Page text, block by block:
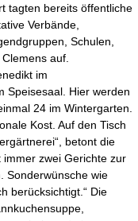
tagten bereits öffentliche
Verbände,
Schulen,
auf.
im
Speisesaal. Hier werden
24 im Wintergarten.
Kost. Auf den Tisch
betont die
immer zwei Gerichte zur
Sonderwünsche wie
berücksichtigt.“ Die